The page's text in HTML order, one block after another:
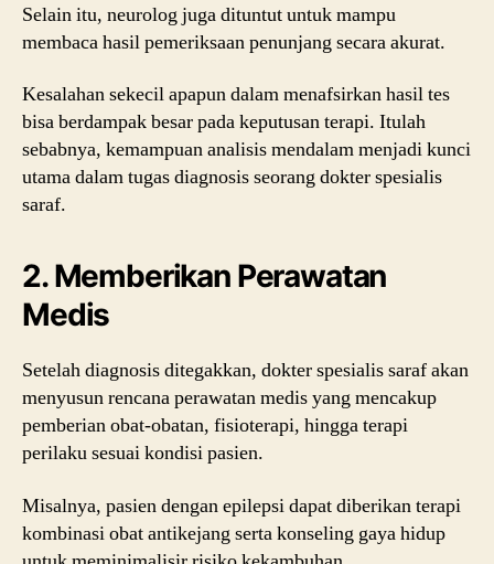
Selain itu, neurolog juga dituntut untuk mampu
membaca hasil pemeriksaan penunjang secara akurat.
Kesalahan sekecil apapun dalam menafsirkan hasil tes
bisa berdampak besar pada keputusan terapi. Itulah
sebabnya, kemampuan analisis mendalam menjadi kunci
utama dalam tugas diagnosis seorang dokter spesialis
saraf.
2. Memberikan Perawatan
Medis
Setelah diagnosis ditegakkan, dokter spesialis saraf akan
menyusun rencana perawatan medis yang mencakup
pemberian obat-obatan, fisioterapi, hingga terapi
perilaku sesuai kondisi pasien.
Misalnya, pasien dengan epilepsi dapat diberikan terapi
kombinasi obat antikejang serta konseling gaya hidup